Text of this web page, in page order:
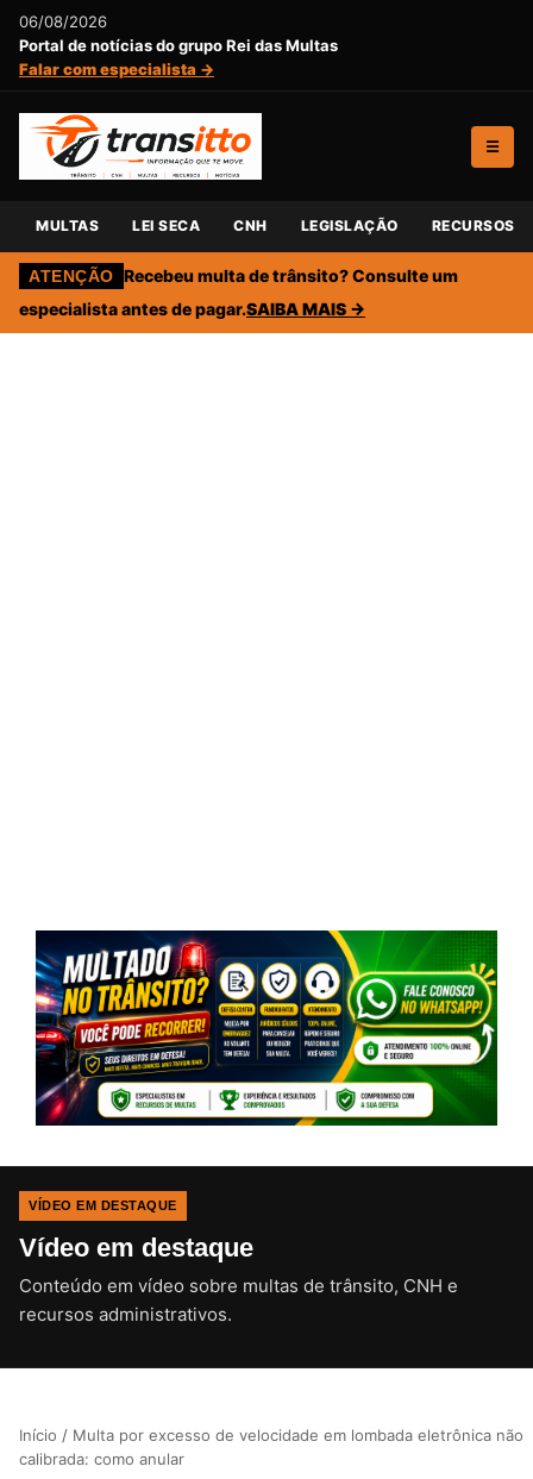
06/08/2026
Portal de notícias do grupo Rei das Multas
Falar com especialista →
☰
MULTAS LEI SECA CNH LEGISLAÇÃO RECURSOS
ATENÇÃO Recebeu multa de trânsito? Consulte um
especialista antes de pagar.SAIBA MAIS →
VÍDEO EM DESTAQUE
Vídeo em destaque
Conteúdo em vídeo sobre multas de trânsito, CNH e
recursos administrativos.CLIQUE PARA ATIVAR O SOM
Início / Multa por excesso de velocidade em lombada eletrônica não
calibrada: como anular